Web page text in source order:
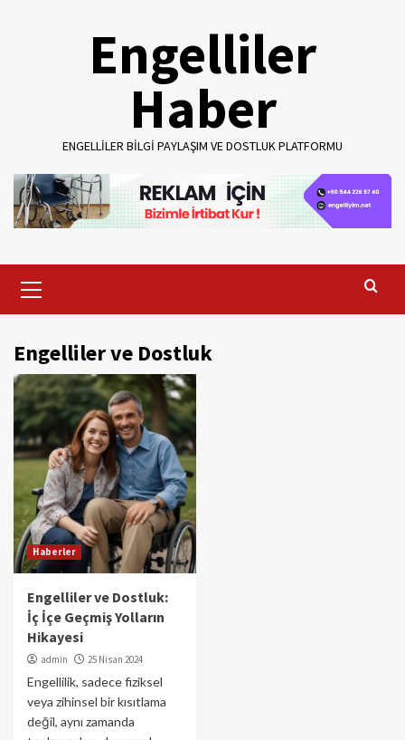
Engelliler
Haber
ENGELLILER BILGI PAYLAŞIM VE DOSTLUK PLATFORMU
Menu
Engelliler ve Dostluk
Haberler
Engelliler ve Dostluk:
İç İçe Geçmiş Yolların
Hikayesi
admin 25 Nisan 2024
Engellilik, sadece fiziksel
veya zihinsel bir kısıtlama
değil, aynı zamanda